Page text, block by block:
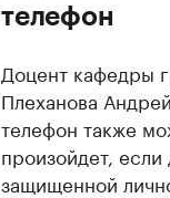
телефон
Доцент кафедры
Плеханова
телефон также
произойдет,
защищенной